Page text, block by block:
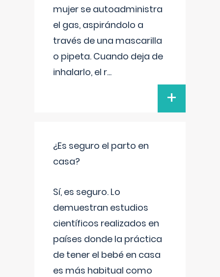
mujer se autoadministra
el gas, aspirándolo a
través de una mascarilla
o pipeta. Cuando deja de
inhalarlo, el r...
+
¿Es seguro el parto en
casa?
Sí, es seguro. Lo
demuestran estudios
científicos realizados en
países donde la práctica
de tener el bebé en casa
es más habitual como